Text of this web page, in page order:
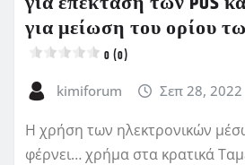
για μείωση του ορίου
0 (0)
kimiforum Σεπ 28, 2022
Η χρήση των ηλεκτρονικών
φέρνει… χρήμα στα κρατικά